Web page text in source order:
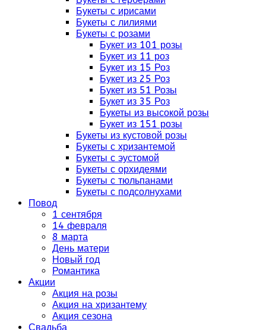
Букеты с ирисами
Букеты с лилиями
Букеты с розами
Букет из 101 розы
Букет из 11 роз
Букет из 15 Роз
Букет из 25 Роз
Букет из 51 Розы
Букет из 35 Роз
Букеты из высокой розы
Букет из 151 розы
Букеты из кустовой розы
Букеты с хризантемой
Букеты с эустомой
Букеты с орхидеями
Букеты с тюльпанами
Букеты с подсолнухами
Повод
1 сентября
14 февраля
8 марта
День матери
Новый год
Романтика
Акции
Акция на розы
Акция на хризантему
Акция сезона
Свадьба